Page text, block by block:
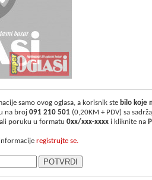
samo ovog oglasa, a korisnik ste bilo koje
na broj 091 210 501 (0,20KM + PDV) sa
poruku u formatu 0xx/xxx-xxxx i kliknite na
registrujte se.